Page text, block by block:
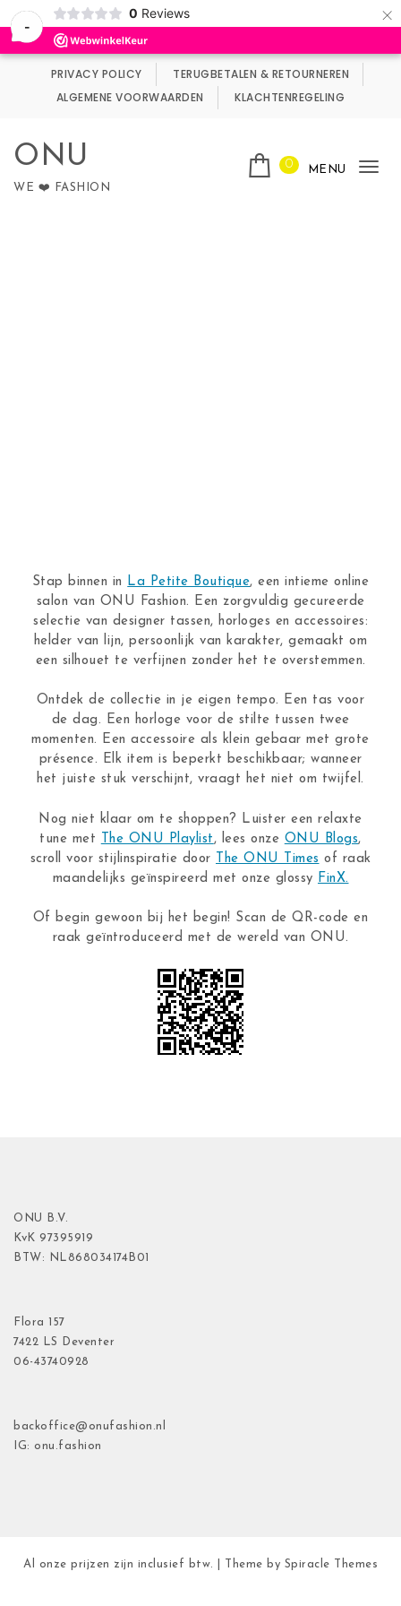
-
0 Reviews ×
Wij maken gebruik van cookies.
PRIVACY POLICY
TERUGBETALEN & RETOURNEREN
ALGEMENE VOORWAARDEN
KLACHTENREGELING
ONU
WE ❤️ FASHION
0 MENU
Stap binnen in La Petite Boutique, een intieme online
salon van ONU Fashion. Een zorgvuldig gecureerde
selectie van designer tassen, horloges en accessoires:
helder van lijn, persoonlijk van karakter, gemaakt om
een silhouet te verfijnen zonder het te overstemmen.
Ontdek de collectie in je eigen tempo. Een tas voor
de dag. Een horloge voor de stilte tussen twee
momenten. Een accessoire als klein gebaar met grote
présence. Elk item is beperkt beschikbaar; wanneer
het juiste stuk verschijnt, vraagt het niet om twijfel.
Nog niet klaar om te shoppen? Luister een relaxte
tune met
The ONU Playlist , lees onze ONU Blogs,
scroll voor stijlinspiratie door
The ONU Times of raak
maandelijks geïnspireerd met onze glossy FinX.
Of begin gewoon bij het begin! Scan de QR-code en
raak geïntroduceerd met de wereld van ONU.
ONU B.V.
KvK 97395919
BTW: NL868034174B01
Flora 157
7422 LS Deventer
06-43740928
backoffice@onufashion.nl
IG: onu.fashion
Al onze prijzen zijn inclusief btw. | Theme by Spiracle Themes